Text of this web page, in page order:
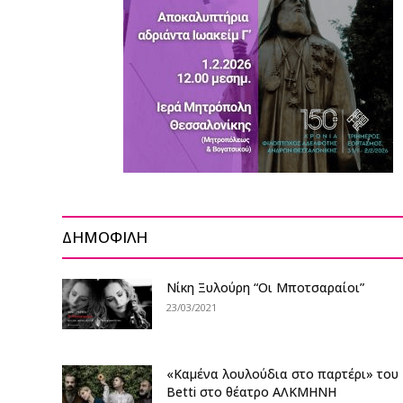
ΔΗΜΟΦΙΛΗ
Nίκη Ξυλούρη “Οι Μποτσαραίοι”
23/03/2021
«Καμένα λουλούδια στο παρτέρι»
Betti στο θέατρο ΑΛΚΜΗΝΗ